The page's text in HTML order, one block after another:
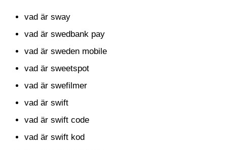
vad är sway
vad är swedbank pay
vad är sweden mobile
vad är sweetspot
vad är swefilmer
vad är swift
vad är swift code
vad är swift kod